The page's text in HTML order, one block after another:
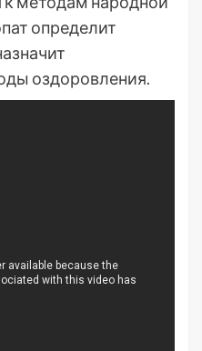
определит
оздоровления.